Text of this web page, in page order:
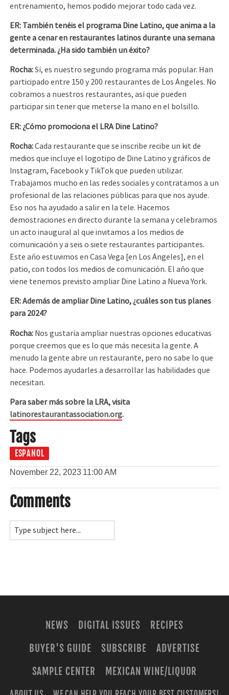
entrenamiento, hemos podido mejorar todo cada vez.
ER: También tenéis el programa Dine Latino, que anima a la
gente a cenar en restaurantes latinos durante una semana
determinada. ¿Ha sido también un éxito?
Rocha:Sí, es nuestro segundo programa más popular. Han
participado entre 150 y 200 restaurantes de Los Ángeles. No
cobramos a nuestros restaurantes, así que pueden
participar sin tener que meterse la mano en el bolsillo.
ER: ¿Cómo promociona el LRA Dine Latino?
Rocha:Cada restaurante que se inscribe recibe un kit de
medios que incluye el logotipo de Dine Latino y gráficos de
Instagram, Facebook y TikTok que pueden utilizar.
Trabajamos mucho en las redes sociales y contratamos a un
profesional de las relaciones públicas para que nos ayude.
Eso nos ha ayudado a salir en la tele. Hacemos
demostraciones en directo durante la semana y celebramos
un acto inaugural al que invitamos a los medios de
comunicación y a seis o siete restaurantes participantes.
Este año estuvimos en Casa Vega [en Los Ángeles], en el
patio, con todos los medios de comunicación. El año que
viene tenemos previsto ampliar Dine Latino a Nueva York.
ER: Además de ampliar Dine Latino, ¿cuáles son tus planes
para 2024?
Rocha: Nos gustaría ampliar nuestras opciones educativas
porque creemos que es lo que más necesita la gente. A
menudo la gente abre un restaurante, pero no sabe lo que
hace. Podemos ayudarles a desarrollar las habilidades que
necesitan.
Para saber más sobre la LRA, visita
latinorestaurantassociation.org.
Tags
ESPANOL
November 22, 2023 11:00 AM
Comments
NEWS DIGITAL ISSUES
RECIPES
BUYER'S GUIDE
SUBSCRIBE
ADVERTISE
SAMPLE CENTER
MEXICAN WINE/LIQUOR